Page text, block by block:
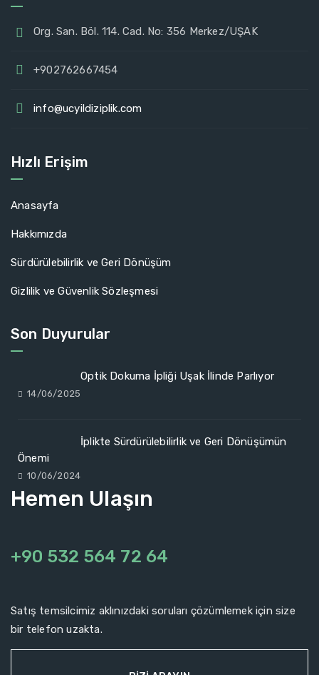
Org. San. Böl. 114. Cad. No: 356 Merkez/UŞAK
+902762667454
info@ucyildiziplik.com
Hızlı Erişim
Anasayfa
Hakkımızda
Sürdürülebilirlik ve Geri Dönüşüm
Gizlilik ve Güvenlik Sözleşmesi
Son Duyurular
Optik Dokuma İpliği Uşak İlinde Parlıyor
14/06/2025
İplikte Sürdürülebilirlik ve Geri Dönüşümün
Önemi
10/06/2024
Hemen Ulaşın
+90 532 564 72 64
Satış temsilcimiz aklınızdaki soruları çözümlemek için size
bir telefon uzakta.